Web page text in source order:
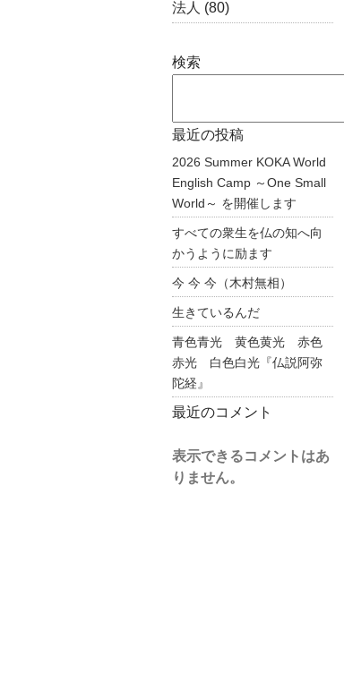
法人 (80)
検索
最近の投稿
2026 Summer KOKA World
English Camp ～One Small
World～ を開催します
すべての衆生を仏の知へ向
かうように励ます
今 今 今（木村無相）
生きているんだ
青色青光 黄色黄光 赤色
赤光 白色白光『仏説阿弥
陀経』
最近のコメント
表示できるコメントはあ
りません。